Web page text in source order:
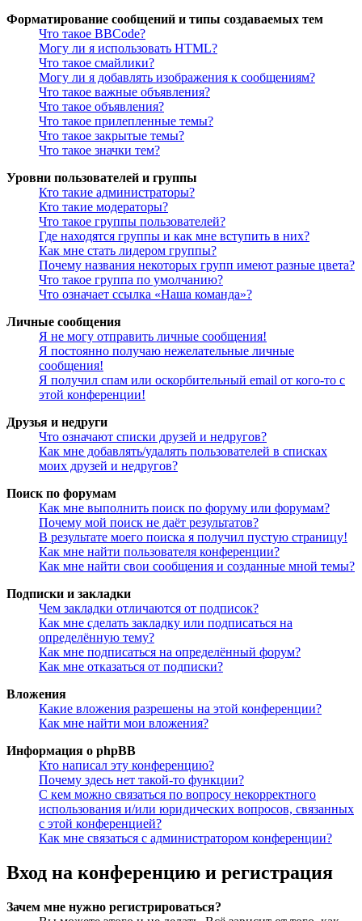
Форматирование сообщений и типы создаваемых тем
Что такое BBCode?
Могу ли я использовать HTML?
Что такое смайлики?
Могу ли я добавлять изображения к сообщениям?
Что такое важные объявления?
Что такое объявления?
Что такое прилепленные темы?
Что такое закрытые темы?
Что такое значки тем?
Уровни пользователей и группы
Кто такие администраторы?
Кто такие модераторы?
Что такое группы пользователей?
Где находятся группы и как мне вступить в них?
Как мне стать лидером группы?
Почему названия некоторых групп имеют разные цвета?
Что такое группа по умолчанию?
Что означает ссылка «Наша команда»?
Личные сообщения
Я не могу отправить личные сообщения!
Я постоянно получаю нежелательные личные
сообщения!
Я получил спам или оскорбительный email от кого-то с
этой конференции!
Друзья и недруги
Что означают списки друзей и недругов?
Как мне добавлять/удалять пользователей в списках
моих друзей и недругов?
Поиск по форумам
Как мне выполнить поиск по форуму или форумам?
Почему мой поиск не даёт результатов?
В результате моего поиска я получил пустую страницу!
Как мне найти пользователя конференции?
Как мне найти свои сообщения и созданные мной темы?
Подписки и закладки
Чем закладки отличаются от подписок?
Как мне сделать закладку или подписаться на
определённую тему?
Как мне подписаться на определённый форум?
Как мне отказаться от подписки?
Вложения
Какие вложения разрешены на этой конференции?
Как мне найти мои вложения?
Информация о phpBB
Кто написал эту конференцию?
Почему здесь нет такой-то функции?
С кем можно связаться по вопросу некорректного
использования и/или юридических вопросов, связанных
с этой конференцией?
Как мне связаться с администратором конференции?
Вход на конференцию и регистрация
Зачем мне нужно регистрироваться?